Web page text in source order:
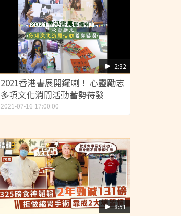
2:32
2021香港書展開鑼喇！ 心靈勵志
多項文化消閒活動蓄勢待發
2021-07-16 17:00:00
8:51